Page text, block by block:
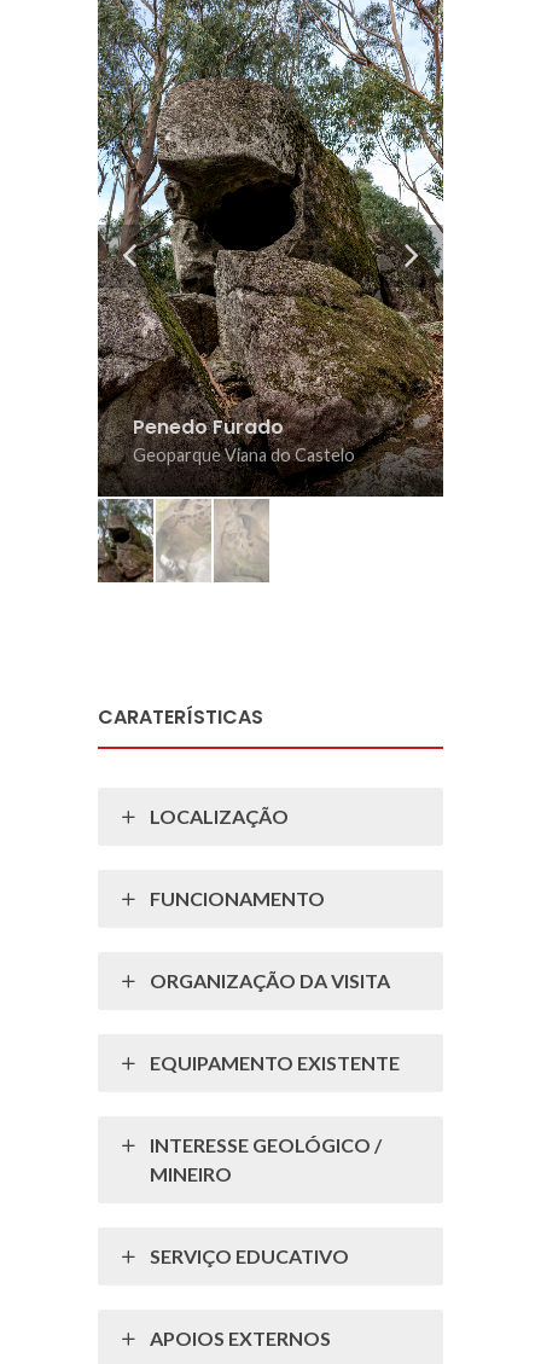
Penedo Furado
Geoparque Viana do Castelo
CARATERÍSTICAS
LOCALIZAÇÃO
FUNCIONAMENTO
ORGANIZAÇÃO DA VISITA
EQUIPAMENTO EXISTENTE
INTERESSE GEOLÓGICO /
MINEIRO
SERVIÇO EDUCATIVO
APOIOS EXTERNOS